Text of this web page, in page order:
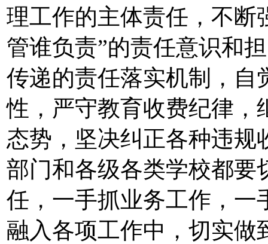
理工作的主体责任，不断
管谁负责”的责任意识和
传递的责任落实机制，自
性，严守教育收费纪律，
态势，坚决纠正各种违规
部门和各级各类学校都要
任，一手抓业务工作，一
融入各项工作中，切实做